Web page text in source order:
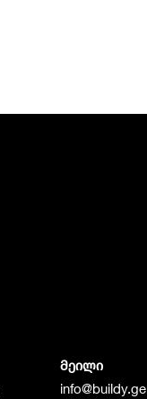
მეილი
info@buildy.ge